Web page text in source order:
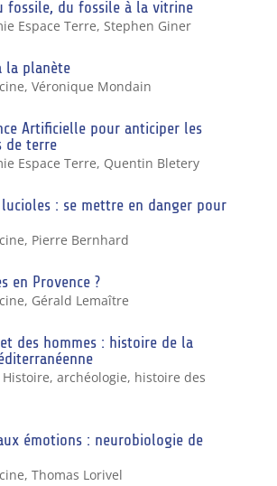
fossile, du fossile à la vitrine
Espace Terre, Stephen Giner
la planète
, Véronique Mondain
Artificielle pour anticiper les
de terre
Espace Terre, Quentin Bletery
lucioles : se mettre en danger pour
, Pierre Bernhard
en Provence ?
, Gérald Lemaître
des hommes : histoire de la
Histoire, archéologie, histoire des
émotions : neurobiologie de
, Thomas Lorivel